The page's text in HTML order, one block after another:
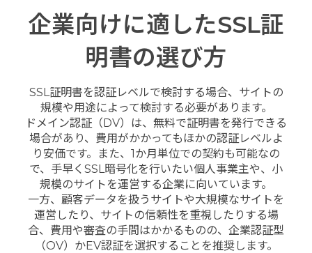
企業向けに適したSSL証
明書の選び方
SSL証明書を認証レベルで検討する場合、サイトの
規模や用途によって検討する必要があります。
ドメイン認証（DV）は、無料で証明書を発行できる
場合があり、費用がかかってもほかの認証レベルよ
り安価です。また、1か月単位での契約も可能なの
で、手早くSSL暗号化を行いたい個人事業主や、小
規模のサイトを運営する企業に向いています。
一方、顧客データを扱うサイトや大規模なサイトを
運営したり、サイトの信頼性を重視したりする場
合、費用や審査の手間はかかるものの、企業認証型
（OV）かEV認証を選択することを推奨します。